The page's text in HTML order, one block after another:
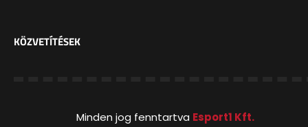
KÖZVETÍTÉSEK
Minden jog fenntartva Esport1 Kft.